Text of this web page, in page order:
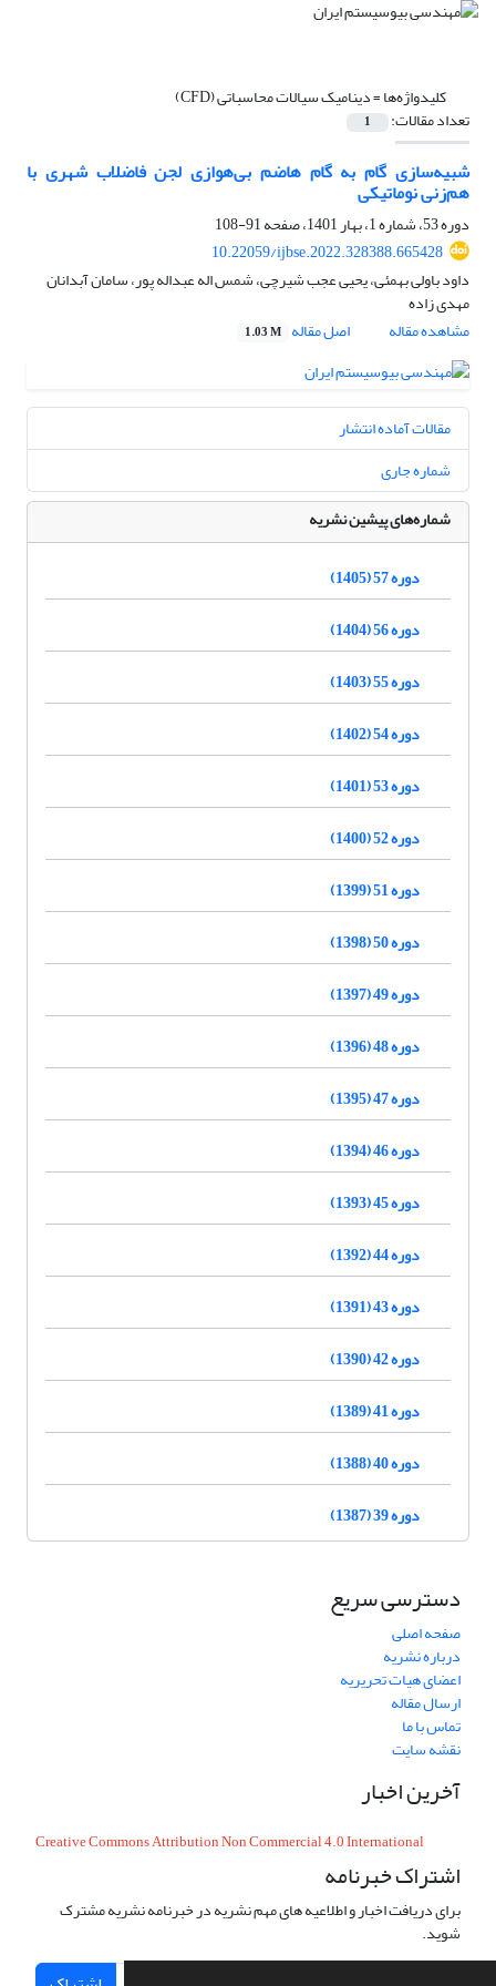
کلیدواژه‌ها =دینامیک سیالات محاسباتی (CFD)
تعداد مقالات: 1
شبیه‌سازی گام به گام هاضم بی‌هوازی لجن فاضلاب شهری با
هم‌زنی نوماتیکی
دوره 53، شماره 1، بهار 1401، صفحه
91-108
10.22059/ijbse.2022.328388.665428
داود باولی بهمئی، یحیی عجب شیرچی، شمس اله عبداله پور، سامان آبدانان
مهدی زاده
مشاهده مقاله
اصل مقاله 1.03 M
مقالات آماده انتشار
شماره جاری
شماره‌های پیشین نشریه
دوره 57 (1405)
دوره 56 (1404)
دوره 55 (1403)
دوره 54 (1402)
دوره 53 (1401)
دوره 52 (1400)
دوره 51 (1399)
دوره 50 (1398)
دوره 49 (1397)
دوره 48 (1396)
دوره 47 (1395)
دوره 46 (1394)
دوره 45 (1393)
دوره 44 (1392)
دوره 43 (1391)
دوره 42 (1390)
دوره 41 (1389)
دوره 40 (1388)
دوره 39 (1387)
دسترسی سریع
صفحه اصلی
درباره نشریه
اعضای هیات تحریریه
ارسال مقاله
تماس با ما
نقشه سایت
آخرین اخبار
Creative Commons Attribution Non Commercial 4.0 International
اشتراک خبرنامه
برای دریافت اخبار و اطلاعیه های مهم نشریه در خبرنامه نشریه مشترک
شوید.